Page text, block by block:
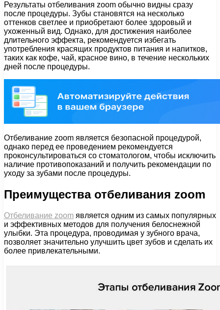
Результаты отбеливания zoom обычно видны сразу
после процедуры. Зубы становятся на несколько
оттенков светлее и приобретают более здоровый и
ухоженный вид. Однако, для достижения наиболее
длительного эффекта, рекомендуется избегать
употребления красящих продуктов питания и напитков,
таких как кофе, чай, красное вино, в течение нескольких
дней после процедуры.
Отбеливание zoom является безопасной процедурой,
однако перед ее проведением рекомендуется
проконсультироваться со стоматологом, чтобы исключить
наличие противопоказаний и получить рекомендации по
уходу за зубами после процедуры.
Преимущества отбеливания zoom
Отбеливание zoom является одним из самых популярных
и эффективных методов для получения белоснежной
улыбки. Эта процедура, проводимая у зубного врача,
позволяет значительно улучшить цвет зубов и сделать их
более привлекательными.